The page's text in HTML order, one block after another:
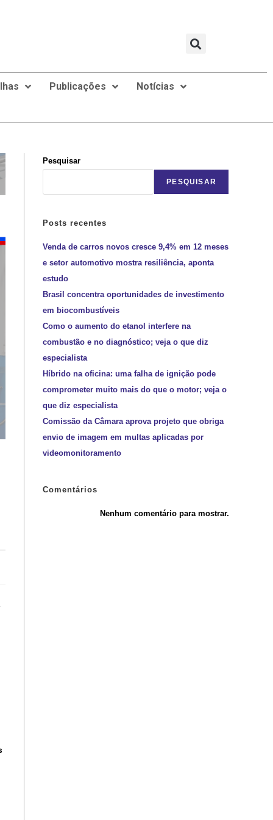
Publicações
Notícias
Pesquisar
PESQUISAR
Posts recentes
Venda de carros novos cresce 9,4% em 12 meses
e setor automotivo mostra resiliência, aponta
estudo
Brasil concentra oportunidades de investimento
em biocombustíveis
Como o aumento do etanol interfere na
combustão e no diagnóstico; veja o que diz
especialista
Híbrido na oficina: uma falha de ignição pode
comprometer muito mais do que o motor; veja o
que diz especialista
Comissão da Câmara aprova projeto que obriga
envio de imagem em multas aplicadas por
videomonitoramento
Comentários
Nenhum comentário para mostrar.